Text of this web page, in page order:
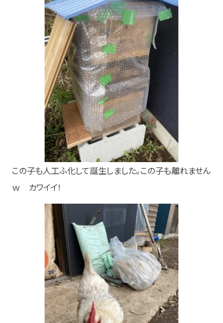
この子も人工ふ化して誕生しました。この子も離れません
ｗ カワイイ！